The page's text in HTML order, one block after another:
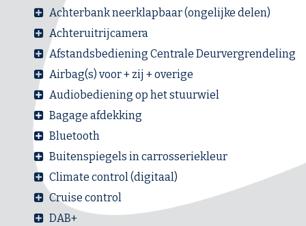
Achterbank neerklapbaar (ongelijke delen)
Achteruitrijcamera
Afstandsbediening Centrale Deurvergrendeling
Airbag(s) voor + zij + overige
Audiobediening op het stuurwiel
Bagage afdekking
Bluetooth
Buitenspiegels in carrosseriekleur
Climate control (digitaal)
Cruise control
DAB+